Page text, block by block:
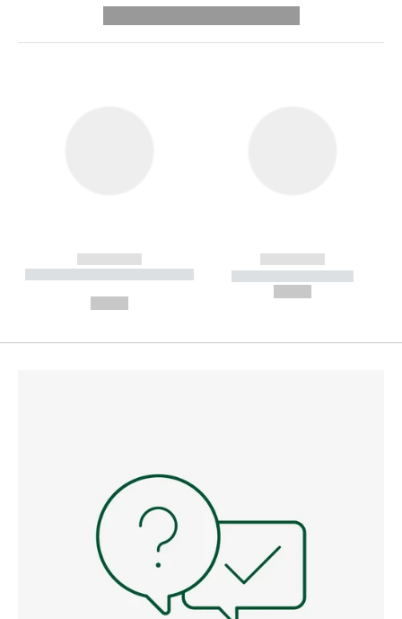
------------
----------- ----------- --------
------------
----------- -----------